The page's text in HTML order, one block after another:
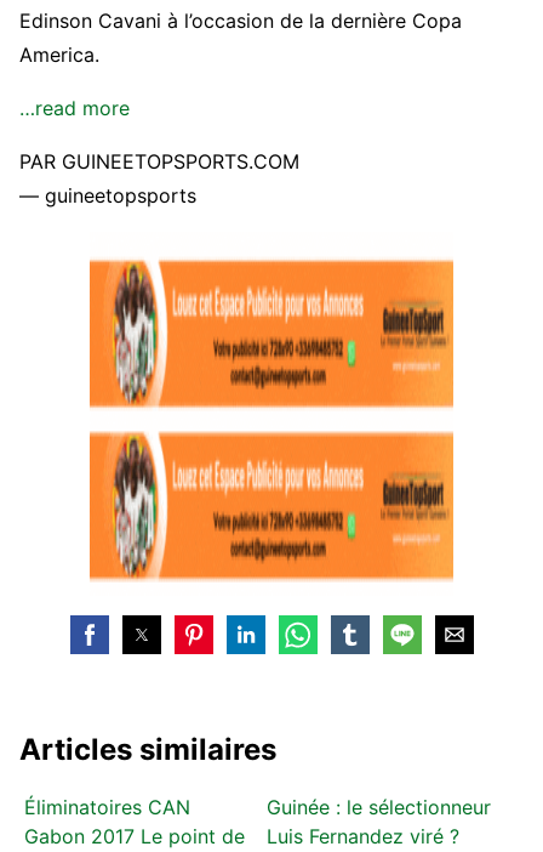
Edinson Cavani à l’occasion de la dernière Copa
America.
…read more
PAR GUINEETOPSPORTS.COM
— guineetopsports
Articles similaires
Éliminatoires CAN
Gabon 2017 Le point de
Guinée : le sélectionneur
Luis Fernandez viré ?